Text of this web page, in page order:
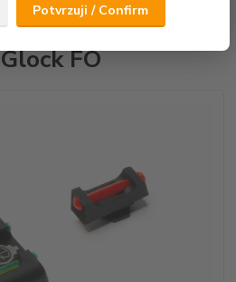
Potvrzuji / Confirm
Glock FO
FO